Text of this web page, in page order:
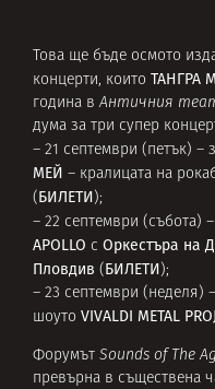
Това ще бъде осмото
концерти, които ТАНГРА
година в Античния
дума за три супер
– 21 септември (петък) –
МЕЙ – кралицата на
( БИЛЕТИ);
– 22 септември (събота)
APOLLO с Оркестъра на
Пловдив ( БИЛЕТИ);
– 23 септември (неделя)
шоуто VIVALDI METAL
Форумът Sounds of The
превърна в съществена